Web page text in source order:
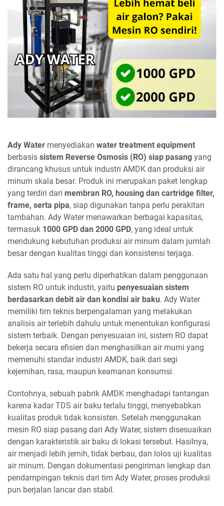
Ady Water menyediakan water treatment equipment
berbasis sistem Reverse Osmosis (RO) siap pasang yang
dirancang khusus untuk industri AMDK dan produksi air
minum skala besar. Produk ini merupakan paket lengkap
yang terdiri dari membran RO, housing dan cartridge filter,
frame, serta pipa, siap digunakan tanpa perlu perakitan
tambahan. Ady Water menawarkan berbagai kapasitas,
termasuk 1000 GPD dan 2000 GPD, yang ideal untuk
mendukung kebutuhan produksi air minum dalam jumlah
besar dengan kualitas tinggi dan konsistensi terjaga.
Ada satu hal yang perlu diperhatikan dalam penggunaan
sistem RO untuk industri, yaitu penyesuaian sistem
berdasarkan debit air dan kondisi air baku. Ady Water
memiliki tim teknis berpengalaman yang melakukan
analisis air terlebih dahulu untuk menentukan konfigurasi
sistem terbaik. Dengan penyesuaian ini, sistem RO dapat
bekerja secara efisien dan menghasilkan air murni yang
memenuhi standar industri AMDK, baik dari segi
kejernihan, rasa, maupun keamanan konsumsi.
Contohnya, sebuah pabrik AMDK menghadapi tantangan
karena kadar TDS air baku terlalu tinggi, menyebabkan
kualitas produk tidak konsisten. Setelah menggunakan
mesin RO siap pasang dari Ady Water, sistem disesuaikan
dengan karakteristik air baku di lokasi tersebut. Hasilnya,
air menjadi lebih jernih, tidak berbau, dan lolos uji kualitas
air minum. Dengan dokumentasi pengiriman lengkap dan
pendampingan teknis dari tim Ady Water, proses produksi
pun berjalan lancar dan stabil.